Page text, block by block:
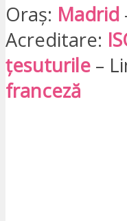
Oraș: Madrid
Acreditare:
țesuturile –
franceză